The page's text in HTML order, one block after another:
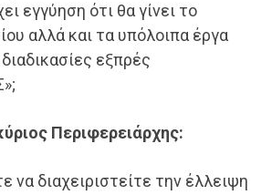
εγγύηση ότι θα γίνει το
αλλά και τα υπόλοιπα έργα
εξπρές
Περιφερειάρχης:
να διαχειριστείτε την έλλειψη